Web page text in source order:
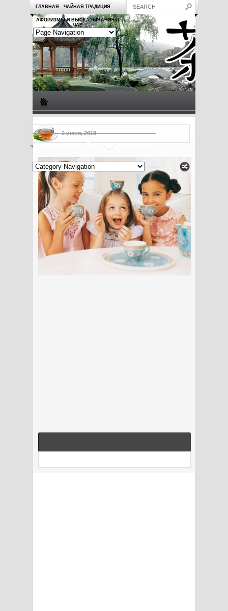
ГЛАВНАЯ ЧАЙНАЯ ТРАДИЦИЯ
АФОРИЗМЫ И ВЫСКАЗЫВАНИЯ О
ЧАЕ
Рецепты с чаем Полезные свойства чая
2 июня, 2018